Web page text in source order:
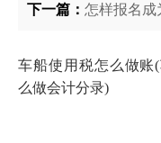
下一篇： 怎样报名成
车船使用税怎么做账
么做会计分录)